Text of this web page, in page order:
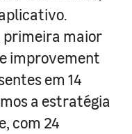
primeira maior
improvement
em 14
a estratégia
com 24